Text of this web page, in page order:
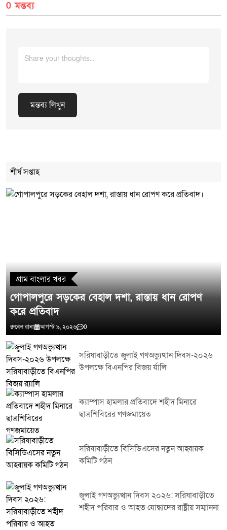
0 মন্তব্য
মন্তব্য লিখুন
শীর্ষ সপ্তাহ
গ্রাম বাংলার খবর
গোপালপুরে সড়কের বেহাল দশা, রাস্তায় ধান রোপণ
করে প্রতিবাদ
রুবেল রানা আগস্ট ৯, ২০২৬ 0
সরিষাবাড়ীতে জুলাই গণঅভ্যুত্থান দিবস-২০২৬
উপলক্ষে বিএনপির বিজয় র্যালি
ক্যাম্পাস হামলার প্রতিবাদে শহীদ মিনারে
ছাত্রশিবিরের গণজমায়েত
সরিষাবাড়ীতে বিসিডিএসের নতুন আহ্বায়ক
কমিটি গঠন
জুলাই গণঅভ্যুত্থান দিবস ২০২৬: সরিষাবাড়ীতে
শহীদ পরিবার ও আহত যোদ্ধাদের রাষ্ট্রীয় সম্মাননা